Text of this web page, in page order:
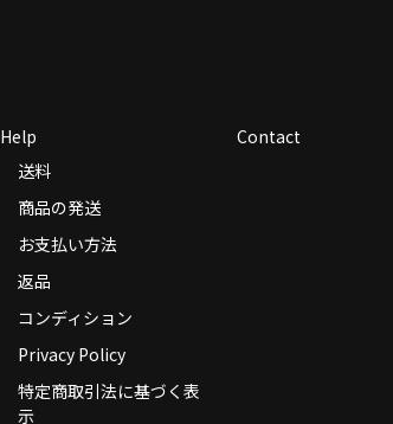
Help
送料
商品の発送
お支払い方法
返品
コンディション
Privacy Policy
特定商取引法に基づく表
示
Contact